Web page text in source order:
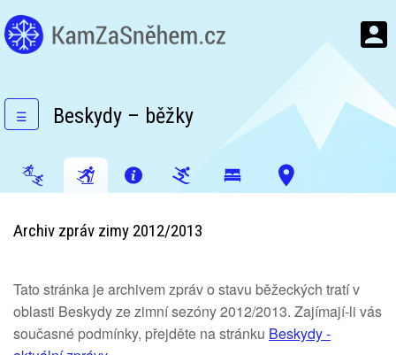
☰ Beskydy – běžky
Archiv zpráv zimy 2012/2013
Tato stránka je archivem zpráv o stavu běžeckých tratí v
oblasti Beskydy ze zimní sezóny 2012/2013. Zajímají-li vás
současné podmínky, přejděte na stránku Beskydy -